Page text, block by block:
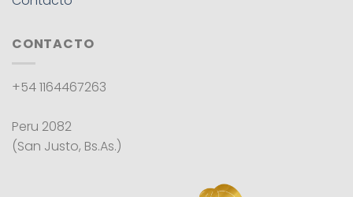
CONTACTO
+54 1164467263
Peru 2082
(San Justo, Bs.As.)